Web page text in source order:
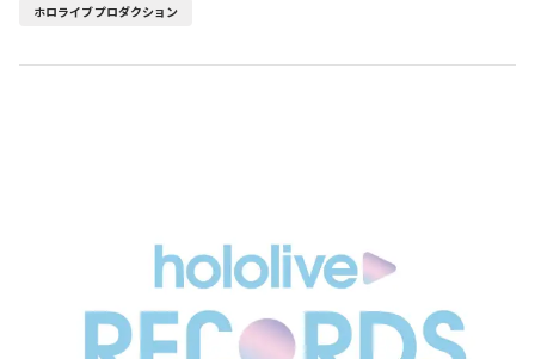
ホロライブプロダクション